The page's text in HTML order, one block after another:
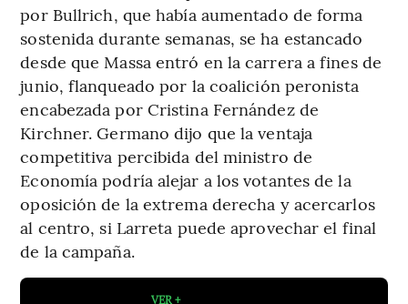
por Bullrich, que había aumentado de forma
sostenida durante semanas, se ha estancado
desde que Massa entró en la carrera a fines de
junio, flanqueado por la coalición peronista
encabezada por Cristina Fernández de
Kirchner. Germano dijo que la ventaja
competitiva percibida del ministro de
Economía podría alejar a los votantes de la
oposición de la extrema derecha y acercarlos
al centro, si Larreta puede aprovechar el final
de la campaña.
VER +